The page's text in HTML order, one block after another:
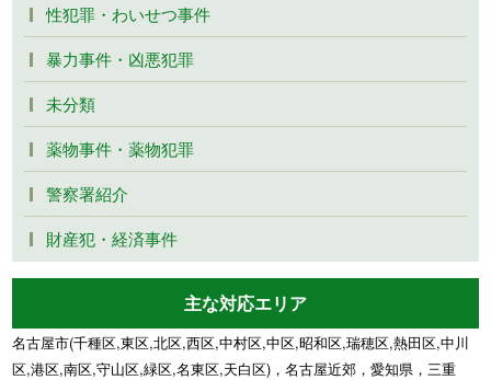
性犯罪・わいせつ事件
暴力事件・凶悪犯罪
未分類
薬物事件・薬物犯罪
警察署紹介
財産犯・経済事件
主な対応エリア
名古屋市(千種区,東区,北区,西区,中村区,中区,昭和区,瑞穂区,熱田区,中川
区,港区,南区,守山区,緑区,名東区,天白区)，名古屋近郊，愛知県，三重